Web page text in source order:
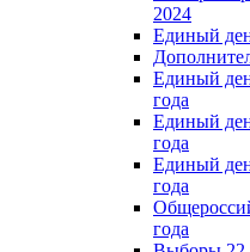
2024
Единый
Единый
года
Единый
года
Единый
года
года